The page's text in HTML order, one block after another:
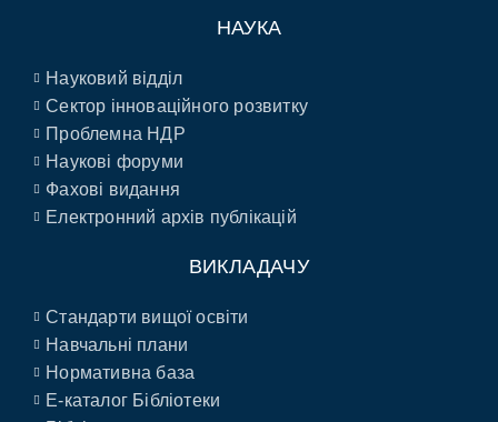
НАУКА
Науковий відділ
Сектор інноваційного розвитку
Проблемна НДР
Наукові форуми
Фахові видання
Електронний архів публікацій
ВИКЛАДАЧУ
Стандарти вищої освіти
Навчальні плани
Нормативна база
E-каталог Бібліотеки